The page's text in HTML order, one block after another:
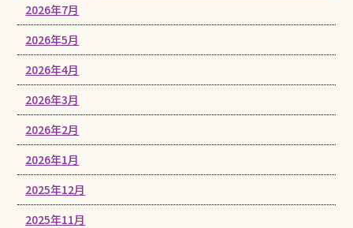
2026年7月
2026年5月
2026年4月
2026年3月
2026年2月
2026年1月
2025年12月
2025年11月